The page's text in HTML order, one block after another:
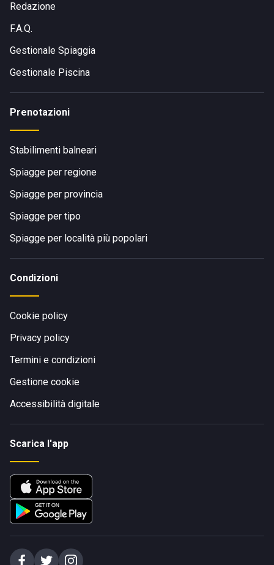
Redazione
F.A.Q.
Gestionale Spiaggia
Gestionale Piscina
Prenotazioni
Stabilimenti balneari
Spiagge per regione
Spiagge per provincia
Spiagge per tipo
Spiagge per località più popolari
Condizioni
Cookie policy
Privacy policy
Termini e condizioni
Gestione cookie
Accessibilità digitale
Scarica l'app